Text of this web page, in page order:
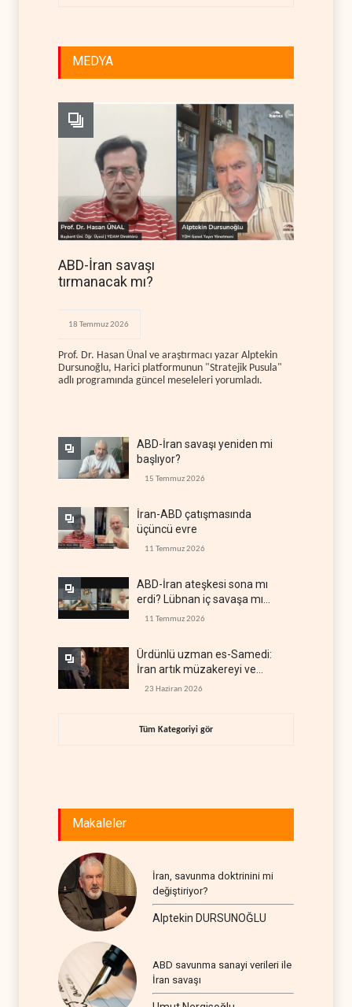
MEDYA
ABD-İran savaşı
tırmanacak mı?
18 Temmuz 2026
Prof. Dr. Hasan Ünal ve araştırmacı yazar Alptekin
Dursunoğlu, Harici platformunun "Stratejik Pusula"
adlı programında güncel meseleleri yorumladı.
ABD-İran savaşı yeniden mi
başlıyor?
15 Temmuz 2026
İran-ABD çatışmasında
üçüncü evre
11 Temmuz 2026
ABD-İran ateşkesi sona mı
erdi? Lübnan iç savaşa mı
gidiyor?
11 Temmuz 2026
Ürdünlü uzman es-Samedi:
İran artık müzakereyi ve
çatışmayı aynı anda yürütüyor
23 Haziran 2026
Tüm Kategoriyi gör
Makaleler
İran, savunma doktrinini mi
değiştiriyor?
Alptekin DURSUNOĞLU
ABD savunma sanayi verileri ile
İran savaşı